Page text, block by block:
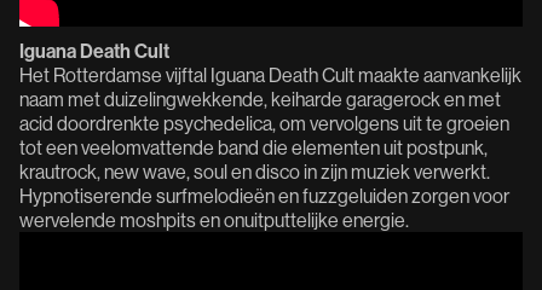
Iguana Death Cult
Het Rotterdamse vijftal Iguana Death Cult maakte aanvankelijk
naam met duizelingwekkende, keiharde garagerock en met
acid doordrenkte psychedelica, om vervolgens uit te groeien
tot een veelomvattende band die elementen uit postpunk,
krautrock, new wave, soul en disco in zijn muziek verwerkt.
Hypnotiserende surfmelodieën en fuzzgeluiden zorgen voor
wervelende moshpits en onuitputtelijke energie.